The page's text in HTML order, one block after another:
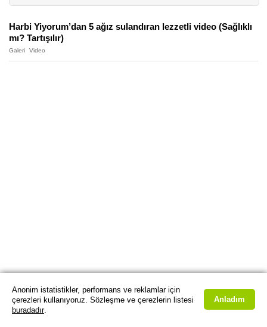
Harbi Yiyorum’dan 5 ağız sulandıran lezzetli video (Sağlıklı
mı? Tartışılır)
Galeri Video
Anonim istatistikler, performans ve reklamlar için
çerezleri kullanıyoruz. Sözleşme ve çerezlerin listesi
buradadır.
Anladım